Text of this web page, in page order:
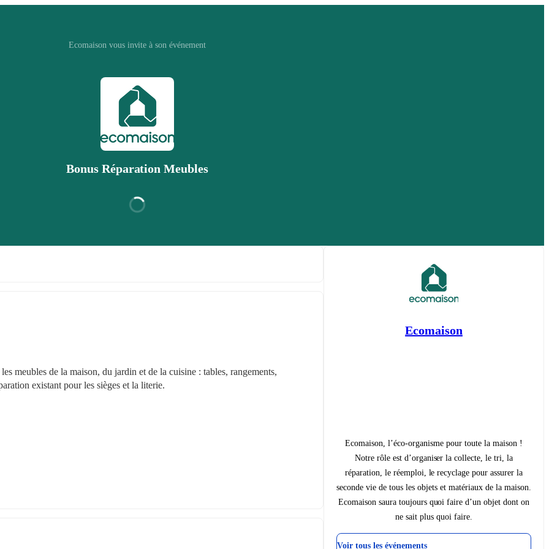
Ecomaison vous invite à son événement
Bonus Réparation Meubles
meubles de la maison, du jardin et de la cuisine : tables, rangements,
existant pour les sièges et la literie.
Ecomaison
Ecomaison, l’éco-organisme pour toute la maison !
Notre rôle est d’organiser la collecte, le tri, la
réparation, le réemploi, le recyclage pour assurer la
seconde vie de tous les objets et matériaux de la maison.
Ecomaison saura toujours quoi faire d’un objet dont on
ne sait plus quoi faire.
Voir tous les événements